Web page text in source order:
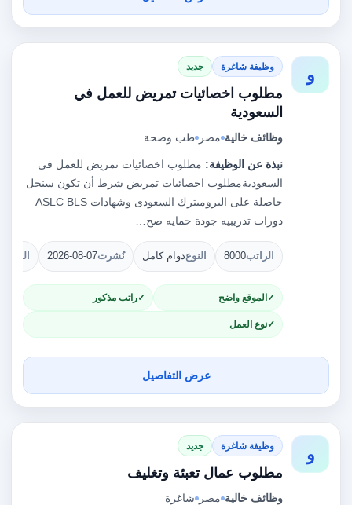
و وظيفة شاغرة جديد
مطلوب اخصائيات تمريض للعمل في
السعودية
وظائف خالية مصر طب وصحة
نبذة عن الوظيفة: مطلوب اخصائيات تمريض للعمل في
السعودية‫مطلوب اخصائيات تمريض شرط أن تكون سنجل
حاصلة على البروميترك السعودى وشهادات ASLC BLS
دورات تدريبيه جودة حمايه صح…
الراتب8000 النوعدوام كامل نُشرت2026-08-07
الموقع واضح راتب مذكور
نوع العمل
عرض التفاصيل
و وظيفة شاغرة جديد
مطلوب عمال تعبئة وتغليف
وظائف خالية مصر شاغرة